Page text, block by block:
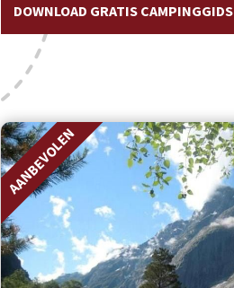
DOWNLOAD GRATIS CAMPINGGIDS
AANBEVOLEN